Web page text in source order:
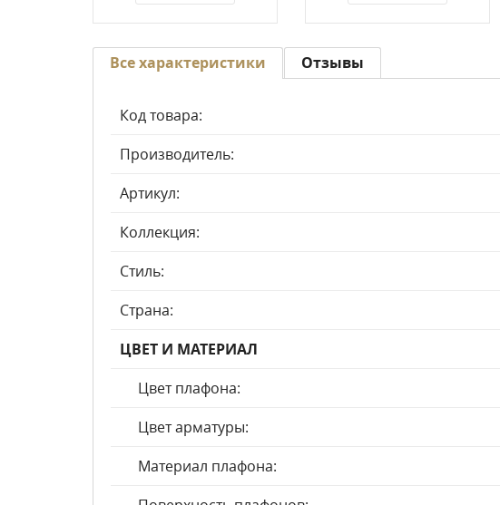
Все характеристики
Код товара:
Производитель:
Артикул:
Коллекция:
Стиль:
Страна:
ЦВЕТ И МАТЕРИАЛ
Цвет плафона:
Цвет арматуры:
Материал плафона:
Отзывы